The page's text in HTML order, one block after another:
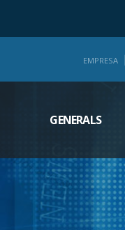
EMPRESA
GENERALS